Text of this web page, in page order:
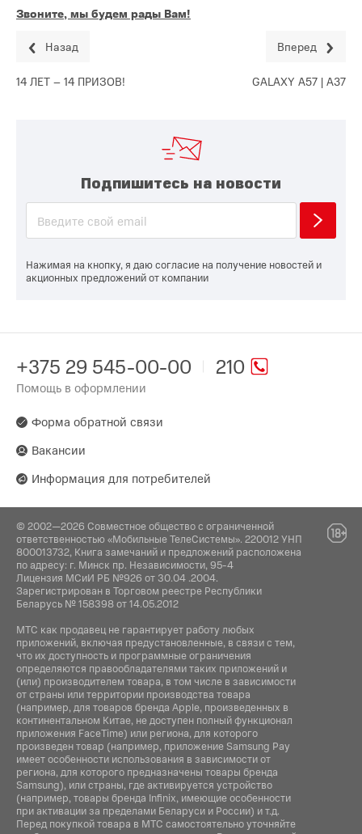
Звоните, мы будем рады Вам!
Назад
14 ЛЕТ – 14 ПРИЗОВ!
Вперед
GALAXY A57 | A37
Подпишитесь на новости
Нажимая на кнопку, я даю согласие на получение новостей и
акционных предложений от компании
210
+375 29 545-00-00
Помощь в оформлении
Форма обратной связи
Вакансии
Информация для потребителей
© 2002—2026 Совместное общество с ограниченной
ответственностью «Мобильные ТелеСистемы». 220012 УНП
800013732, Книга замечаний и предложений расположена
по адресу: г. Минск пр. Независимости, 95-4
Лицензия МСиИ РБ №926 от 30.04 .2004.
Зарегистрирован в Торговом реестре Республики
Беларусь № 158398 от 14.05.2012
МТС как продавец не гарантирует работу любых
приложений, включая предустановленные, в связи с тем,
что их доступность и программные ограничения
определяются правообладателями таких приложений и
(или) производителем товара, в том числе в зависимости
от страны или территории производства товара
(например, для товаров бренда Apple, произведенных в
континентальном Китае, не доступен полный функционал
приложения FaceTime) или региона, для которого
произведен товар (например, приложение Samsung Pay
имеет особенности использования в зависимости от
региона, для которого предназначены товары бренда
Samsung), или страны, где активируется устройство
(например, товары бренда Infiniх, имеющие особенности
при активации за пределами Беларуси и России) и т.д.
Перед покупкой товара в МТС самостоятельно уточняйте